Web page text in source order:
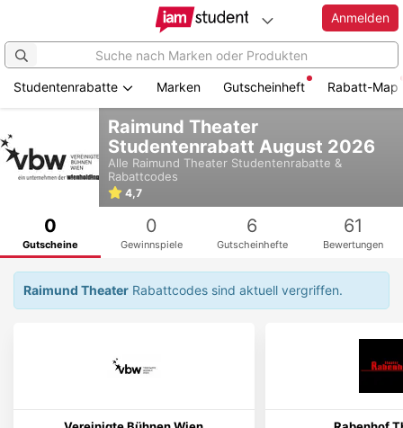
Hauptinhalt
springen
Anmelden
Studentenrabatte Marken Gutscheinheft Rabatt-Map
Raimund Theater
Studentenrabatt August 2026
Alle Raimund Theater Studentenrabatte &
Rabattcodes
4,7
0
Gutscheine
0
Gewinnspiele
6
Gutscheinhefte
61
Bewertungen
Raimund Theater Rabattcodes sind aktuell vergriffen.